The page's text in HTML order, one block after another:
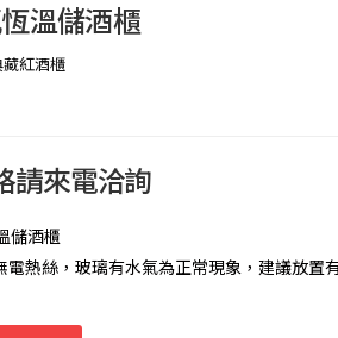
溫儲酒櫃
藏紅酒櫃
請來電洽詢
儲酒櫃
熱絲，玻璃有水氣為正常現象，建議放置